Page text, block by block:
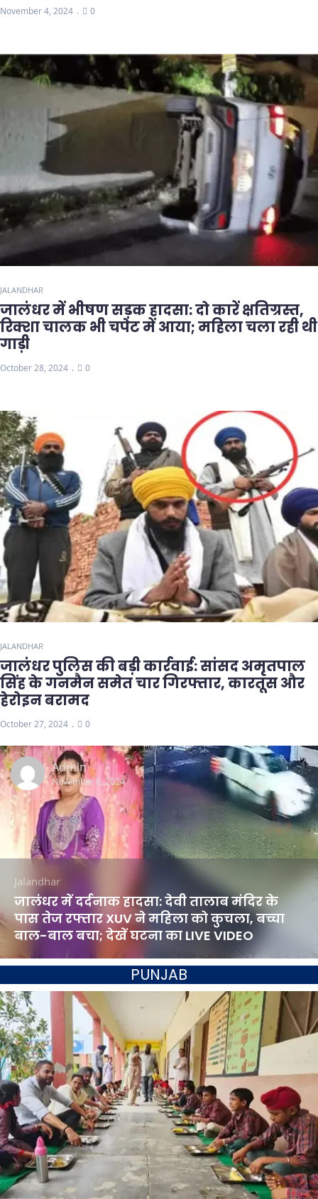
November 4, 2024 0
JALANDHAR
जालंधर में भीषण सड़क हादसा: दो कारें क्षतिग्रस्त,
रिक्शा चालक भी चपेट में आया; महिला चला रही थी
गाड़ी
October 28, 2024 0
JALANDHAR
जालंधर पुलिस की बड़ी कार्रवाई: सांसद अमृतपाल
सिंह के गनमैन समेत चार गिरफ्तार, कारतूस और
हेरोइन बरामद
October 27, 2024 0
Admin
November 6, 2024
Jalandhar
जालंधर में दर्दनाक हादसा: देवी तालाब मंदिर के
पास तेज रफ्तार XUV ने महिला को कुचला, बच्चा
बाल-बाल बचा; देखें घटना का LIVE VIDEO
PUNJAB